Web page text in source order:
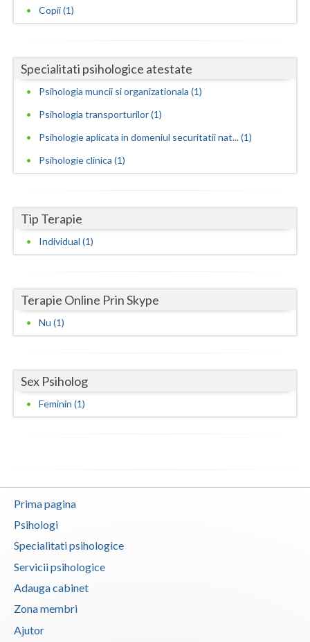
Prahova
Satu-Mare
Sibiu
Timis
Tulcea
Vaslui
Vrancea
Copii (1)
Specialitati psihologice atestate
Psihologia muncii si organizationala (1)
Psihologia transporturilor (1)
Psihologie aplicata in domeniul securitatii nat... (1)
Psihologie clinica (1)
Tip Terapie
Individual (1)
Terapie Online Prin Skype
Nu (1)
Sex Psiholog
Feminin (1)
Prima pagina
Psihologi
Specialitati psihologice
Servicii psihologice
Adauga cabinet
Zona membri
Ajutor